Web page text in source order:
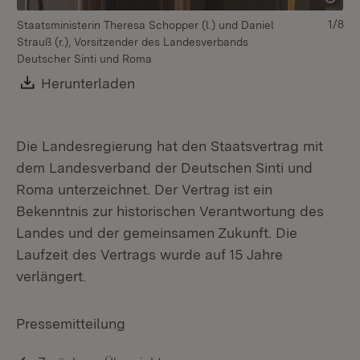
Staatsministerin Theresa Schopper (l.) und Daniel
Strauß (r.), Vorsitzender des Landesverbands
Deutscher Sinti und Roma
Download:
Herunterladen
1/8
Die Landesregierung hat den Staatsvertrag mit
dem Landesverband der Deutschen Sinti und
Roma unterzeichnet. Der Vertrag ist ein
Bekenntnis zur historischen Verantwortung des
Landes und der gemeinsamen Zukunft. Die
Laufzeit des Vertrags wurde auf 15 Jahre
verlängert.
Pressemitteilung